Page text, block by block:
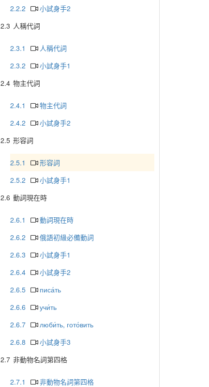
2.2.2
小試身手2
2.3 人稱代詞
2.3.1
人稱代詞
2.3.2
小試身手1
2.4 物主代詞
2.4.1
物主代詞
2.4.2
小試身手2
2.5 形容詞
2.5.1
形容詞
2.5.2
小試身手1
2.6 動詞現在時
2.6.1
動詞現在時
2.6.2
俄語初級必備動詞
2.6.3
小試身手1
2.6.4
小試身手2
2.6.5
писа́ть
2.6.6
учи́ть
2.6.7
люби́ть, гото́вить
2.6.8
小試身手3
2.7 非動物名詞第四格
2.7.1
非動物名詞第四格